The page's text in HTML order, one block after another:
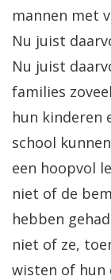
mannen met
Nu juist
Nu juist
families
hun kinderen
school
een hoopvol
niet of de
hebben
niet of ze,
wisten of hun